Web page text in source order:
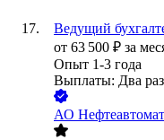
Ведущий
от 63 500 ₽ за
Опыт 1-3 года
Выплаты: Два
АО